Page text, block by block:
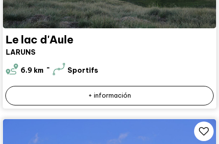
Le lac d'Aule
LARUNS
6.9 km Sportifs
+ información